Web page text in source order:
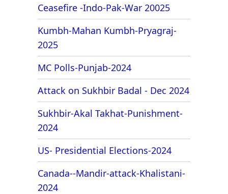
Ceasefire -Indo-Pak-War 20025
Kumbh-Mahan Kumbh-Pryagraj-
2025
MC Polls-Punjab-2024
Attack on Sukhbir Badal - Dec 2024
Sukhbir-Akal Takhat-Punishment-
2024
US- Presidential Elections-2024
Canada--Mandir-attack-Khalistani-
2024